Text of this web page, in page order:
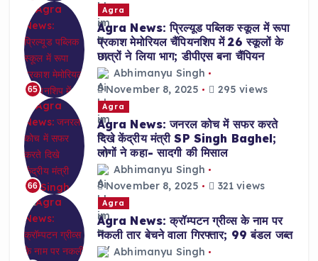
65
Agra
Agra News: प्रिल्यूड पब्लिक स्कूल में रूपा
प्रकाश मेमोरियल चैंपियनशिप में 26 स्कूलों के
छात्रों ने लिया भाग; डीपीएस बना चैंपियन
Abhimanyu Singh
November 8, 2025
295 views
66
Agra
Agra News: जनरल कोच में सफर करते
दिखे केंद्रीय मंत्री SP Singh Baghel;
लोगों ने कहा- सादगी की मिसाल
Abhimanyu Singh
November 8, 2025
321 views
Agra
Agra News: क्रॉम्पटन ग्रीव्स के नाम पर
नकली तार बेचने वाला गिरफ्तार; 99 बंडल जब्त
Abhimanyu Singh